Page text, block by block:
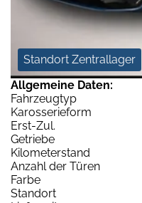
Standort Zentrallager
Allgemeine Daten:
Fahrzeugtyp
Karosserieform
Erst-Zul.
Getriebe
Kilometerstand
Anzahl der Türen
Farbe
Standort